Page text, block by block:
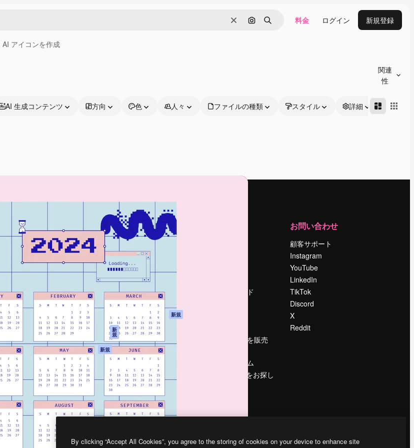
消去 画像で検索
検索 料金 ログイン 新規登録
AI アイコンを作成
関連
性
AI 生成コンテンツ 方向 色 人々 ファイルの種類 スタイル 詳細
導くためのプラ
、企業、代理
以上が利用して
Spaces
AI アシスタント
AI 画像生成ツール
AI 動画生成ツール
AI 音声合成ツール
ストックコンテン
ツ
Claude/ChatGPT
向けMCP
新
規
エージェント 新規
API
モバイルアプリ
すべてのMagnificツ
ール
はじめに
Academy
ドキュメント
サポート
利用規約
プライバシーポリ
シー
オリジナル
新規
クッキーポリシー
トラストセンター
アフィリエイト
法人向け
検索トレンド
コンテンツを販売
プレスルーム
magnific.aiをお探し
お問い合わせ
顧客サポート
Instagram
YouTube
LinkedIn
TikTok
Discord
X
Reddit
Company S.L.U. 無断複写・転載を禁じます
By clicking “Accept All Cookies”, you agree to the storing of cookies on your device to enhance site